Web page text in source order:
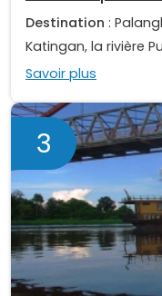
Destination :
Katingan, la rivière
Savoir plus
3